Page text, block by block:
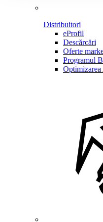
Distribuitori
eProfil
Descărcări
Oferte
Programul